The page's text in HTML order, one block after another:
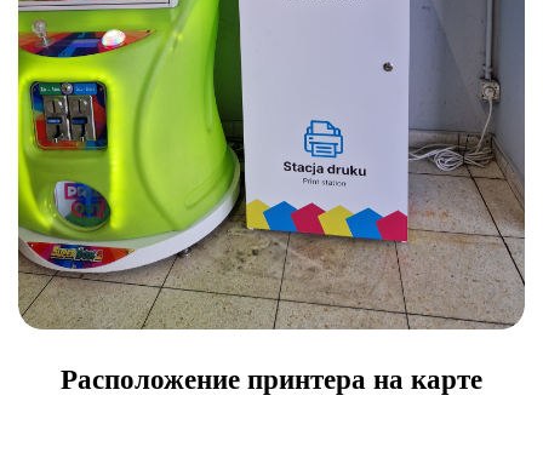
Расположение принтера на карте